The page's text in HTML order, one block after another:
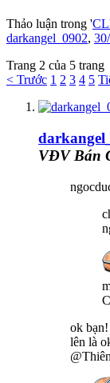
Thảo luận trong '
darkangel_0902,
Trang 2 của 5 trang
< Trước 1 2 3 4 5
VĐV Bán
ok
lên là